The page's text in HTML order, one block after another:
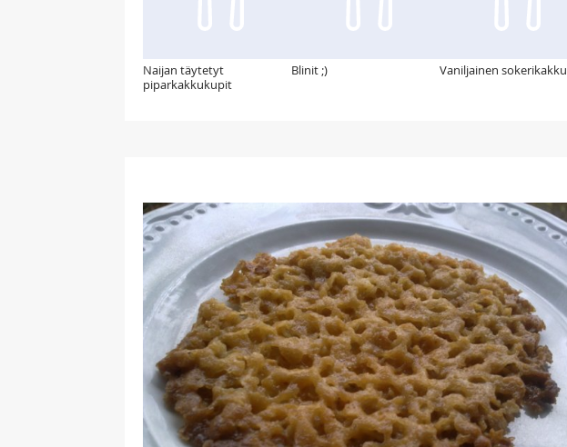
Naijan täytetyt
piparkakkukupit
Blinit ;) Vaniljainen sokerikakku